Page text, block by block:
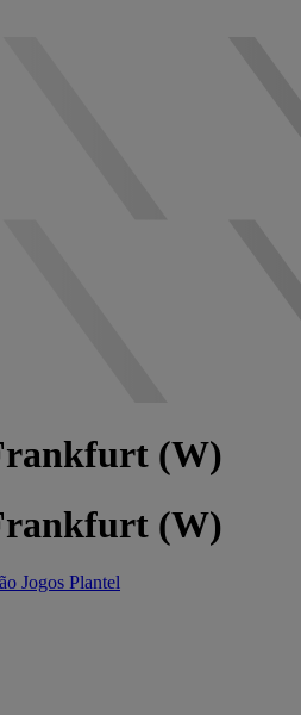
(W)
(W)
Jogos Plantel